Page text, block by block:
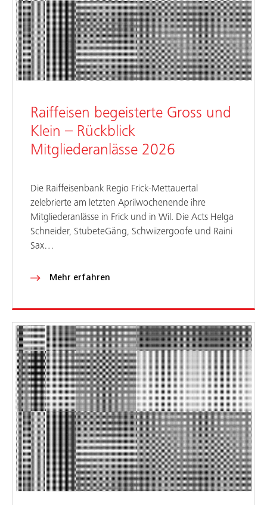
Raiffeisen begeisterte Gross und
Klein – Rückblick
Mitgliederanlässe 2026
Die Raiffeisenbank Regio Frick-Mettauertal
zelebrierte am letzten Aprilwochenende ihre
Mitgliederanlässe in Frick und in Wil. Die Acts Helga
Schneider, StubeteGäng, Schwiizergoofe und Raini
Sax…
Mehr erfahren